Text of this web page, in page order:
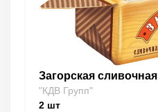
Загорская сливочная
"КДВ Групп"
2 шт